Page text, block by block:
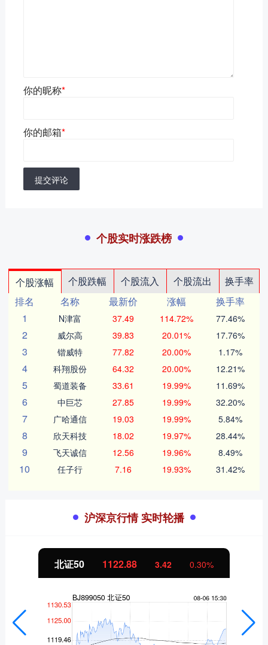
你的昵称*
你的邮箱*
提交评论
个股实时涨跌榜
个股涨幅 个股跌幅 个股流入 个股流出
换手率
排名
名称 最新价 涨幅
换手率
1
N津富 37.49 114.72% 77.46%
2 威尔高 39.83 20.01% 17.76%
3 锴威特 77.82 20.00% 1.17%
4 科翔股份 64.32 20.00% 12.21%
5 蜀道装备 33.61 19.99% 11.69%
6 中巨芯 27.85 19.99% 32.20%
7 广哈通信 19.03 19.99% 5.84%
8 欣天科技 18.02 19.97% 28.44%
9 飞天诚信 12.56 19.96% 8.49%
10 任子行 7.16 19.93% 31.42%
沪深京行情 实时轮播
北证50 1122.88 3.42 0.30%